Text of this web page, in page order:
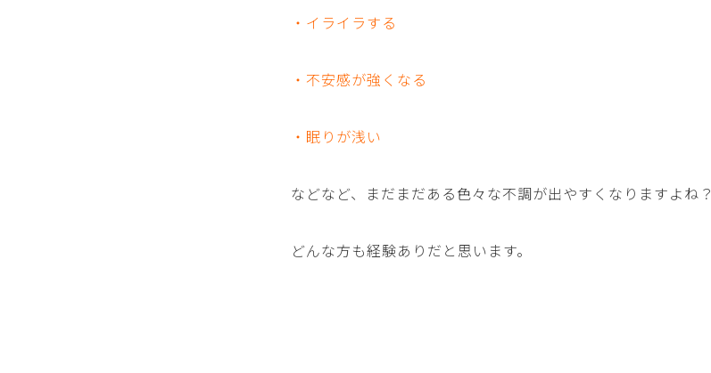
・イライラする
・不安感が強くなる
・眠りが浅い
などなど、まだまだある色々な不調が出やすくなりますよね？
どんな方も経験ありだと思います。